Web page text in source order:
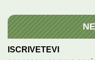
ISCRIVETEVI